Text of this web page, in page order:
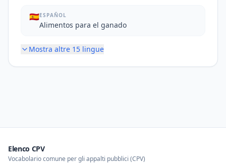
🇪🇸ESPAÑOL
Alimentos para el ganado
Mostra altre 15 lingue
Elenco CPV
Vocabolario comune per gli appalti pubblici (CPV)